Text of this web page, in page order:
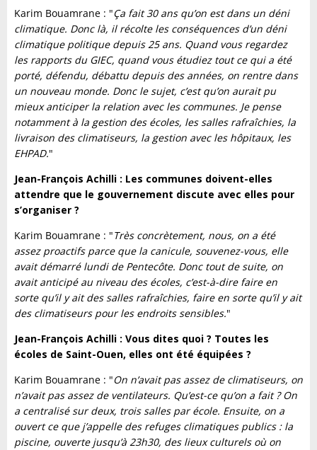
Karim Bouamrane : "Ça fait 30 ans qu’on est dans un déni
climatique. Donc là, il récolte les conséquences d’un déni
climatique politique depuis 25 ans. Quand vous regardez
les rapports du GIEC, quand vous étudiez tout ce qui a été
porté, défendu, débattu depuis des années, on rentre dans
un nouveau monde. Donc le sujet, c’est qu’on aurait pu
mieux anticiper la relation avec les communes. Je pense
notamment à la gestion des écoles, les salles rafraîchies, la
livraison des climatiseurs, la gestion avec les hôpitaux, les
EHPAD."
Jean-François Achilli : Les communes doivent-elles
attendre que le gouvernement discute avec elles pour
s’organiser ?
Karim Bouamrane : "Très concrètement, nous, on a été
assez proactifs parce que la canicule, souvenez-vous, elle
avait démarré lundi de Pentecôte. Donc tout de suite, on
avait anticipé au niveau des écoles, c’est-à-dire faire en
sorte qu’il y ait des salles rafraîchies, faire en sorte qu’il y ait
des climatiseurs pour les endroits sensibles."
Jean-François Achilli : Vous dites quoi ? Toutes les
écoles de Saint-Ouen, elles ont été équipées ?
Karim Bouamrane : "On n’avait pas assez de climatiseurs, on
n’avait pas assez de ventilateurs. Qu’est-ce qu’on a fait ? On
a centralisé sur deux, trois salles par école. Ensuite, on a
ouvert ce que j’appelle des refuges climatiques publics : la
piscine, ouverte jusqu’à 23h30, des lieux culturels où on